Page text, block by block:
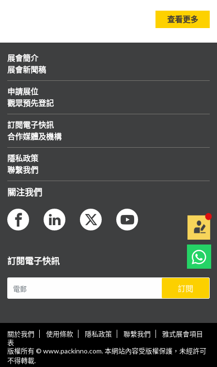
查看更多
展會簡介
展會新聞稿
申請展位
觀眾預先登記
訂閱電子快訊
合作媒體及機構
隱私政策
聯繫我們
關注我們
訂閱電子快訊
訂閱
關於我們 使用條款 隱私政策 聯繫我們
雅式展會項目
表
版權所有 © www.packinno.com. 本網站內容受版權保護，未經許可
不得轉載.